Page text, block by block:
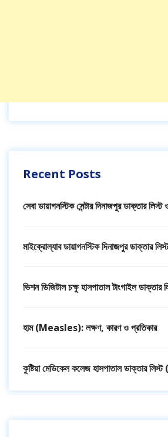
Recent Posts
সেবা ডায়াগনস্টিক সেন্টার দিনাজপুর ডাক্তার লিস্ট
মাইক্রোল্যাব ডায়াগনস্টিক দিনাজপুর ডাক্তার
ভিশন ডিজিটাল চক্ষু হাসপাতাল টাংগাইল ডাক্তার
হাম (Measles): লক্ষণ, কারণ ও প্রতিকার
কুষ্টিয়া মেডিকেল কলেজ হাসপাতাল ডাক্তার